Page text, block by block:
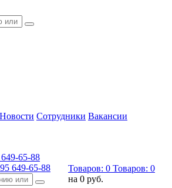
Новости Сотрудники Вакансии
65-88
649-65-88 Товаров: 0 Товаров: 0
на 0 руб.